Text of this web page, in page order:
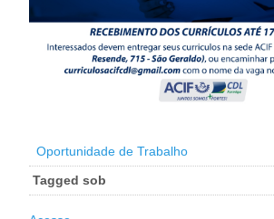
Oportunidade de Trabalho
Tagged sob